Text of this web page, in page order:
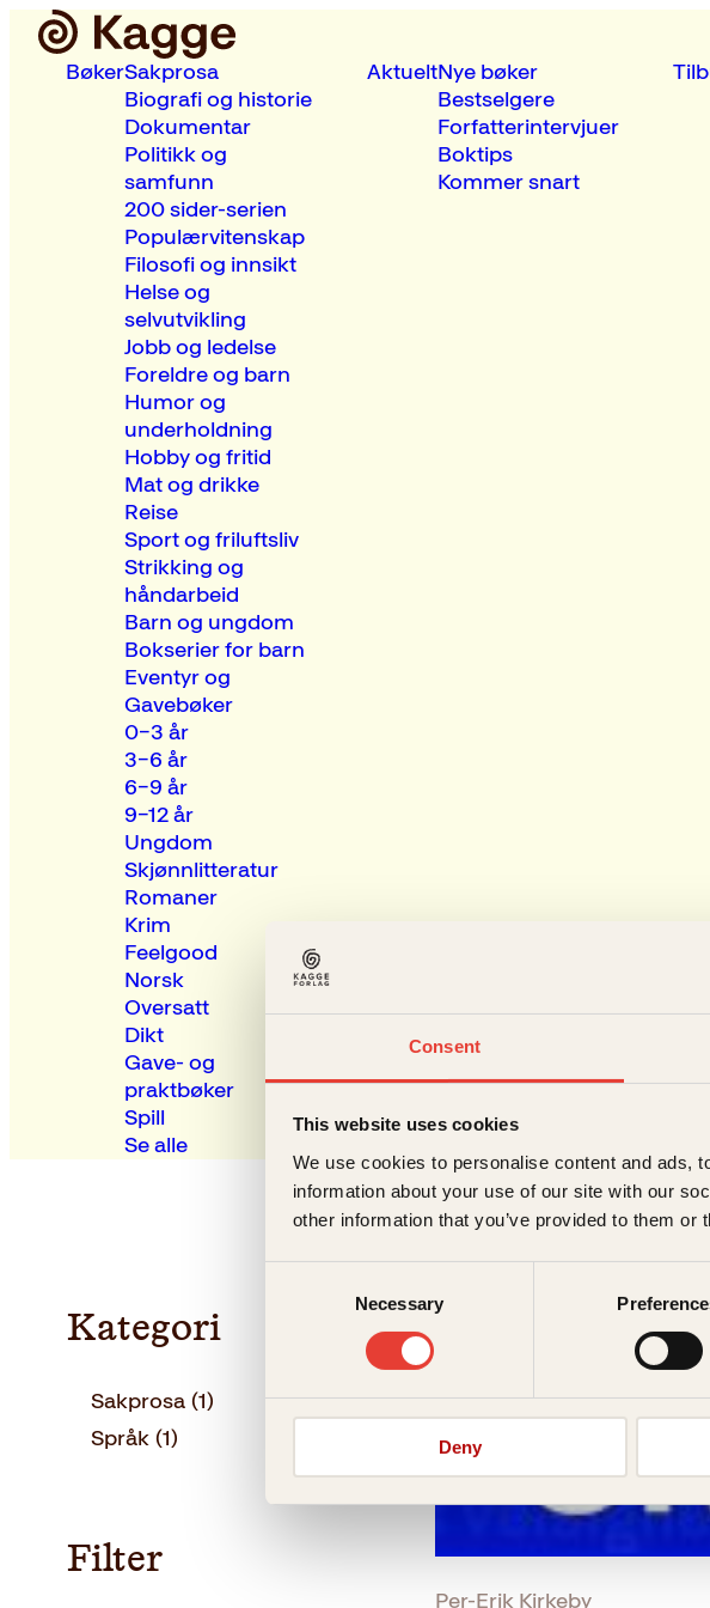
Consent
This website uses cookies
We use cookies to personalise content and ads,
information about your use of our site with our
other information that you’ve provided to them
Necessary
Deny
BøkerSakprosa
Biografi og historie
Dokumentar
Politikk og
samfunn
200 sider-serien
Populærvitenskap
Filosofi og innsikt
Helse og
selvutvikling
Jobb og ledelse
Foreldre og barn
Humor og
underholdning
Hobby og fritid
Mat og drikke
Reise
Sport og friluftsliv
Strikking og
håndarbeid
Barn og ungdom
Bokserier for barn
Eventyr og
Gavebøker
0–3 år
3–6 år
6–9 år
9–12 år
Ungdom
Skjønnlitteratur
Romaner
Krim
Feelgood
Norsk
Oversatt
Dikt
Gave- og
praktbøker
Spill
Se alle
AktueltNye bøker
Bestselgere
Forfatterintervjuer
Boktips
Kommer snart
Kategori
Sakprosa (1)
Språk (1)
Filter
Per-Erik Kirkeby